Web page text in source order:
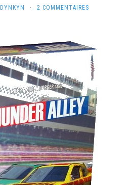
DYNKYN · 2 COMMENTAIRES